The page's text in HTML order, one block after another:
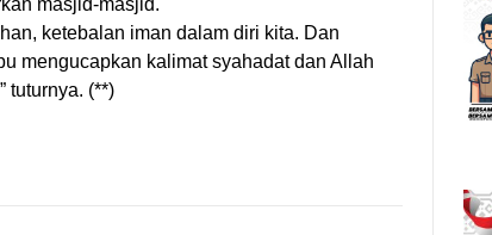
ketebalan iman dalam diri kita. Dan
mengucapkan kalimat syahadat dan Allah
tuturnya. (**)